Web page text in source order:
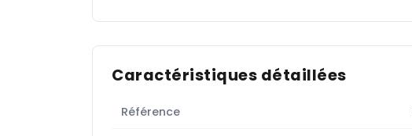
Caractéristiques détaillées
Référence